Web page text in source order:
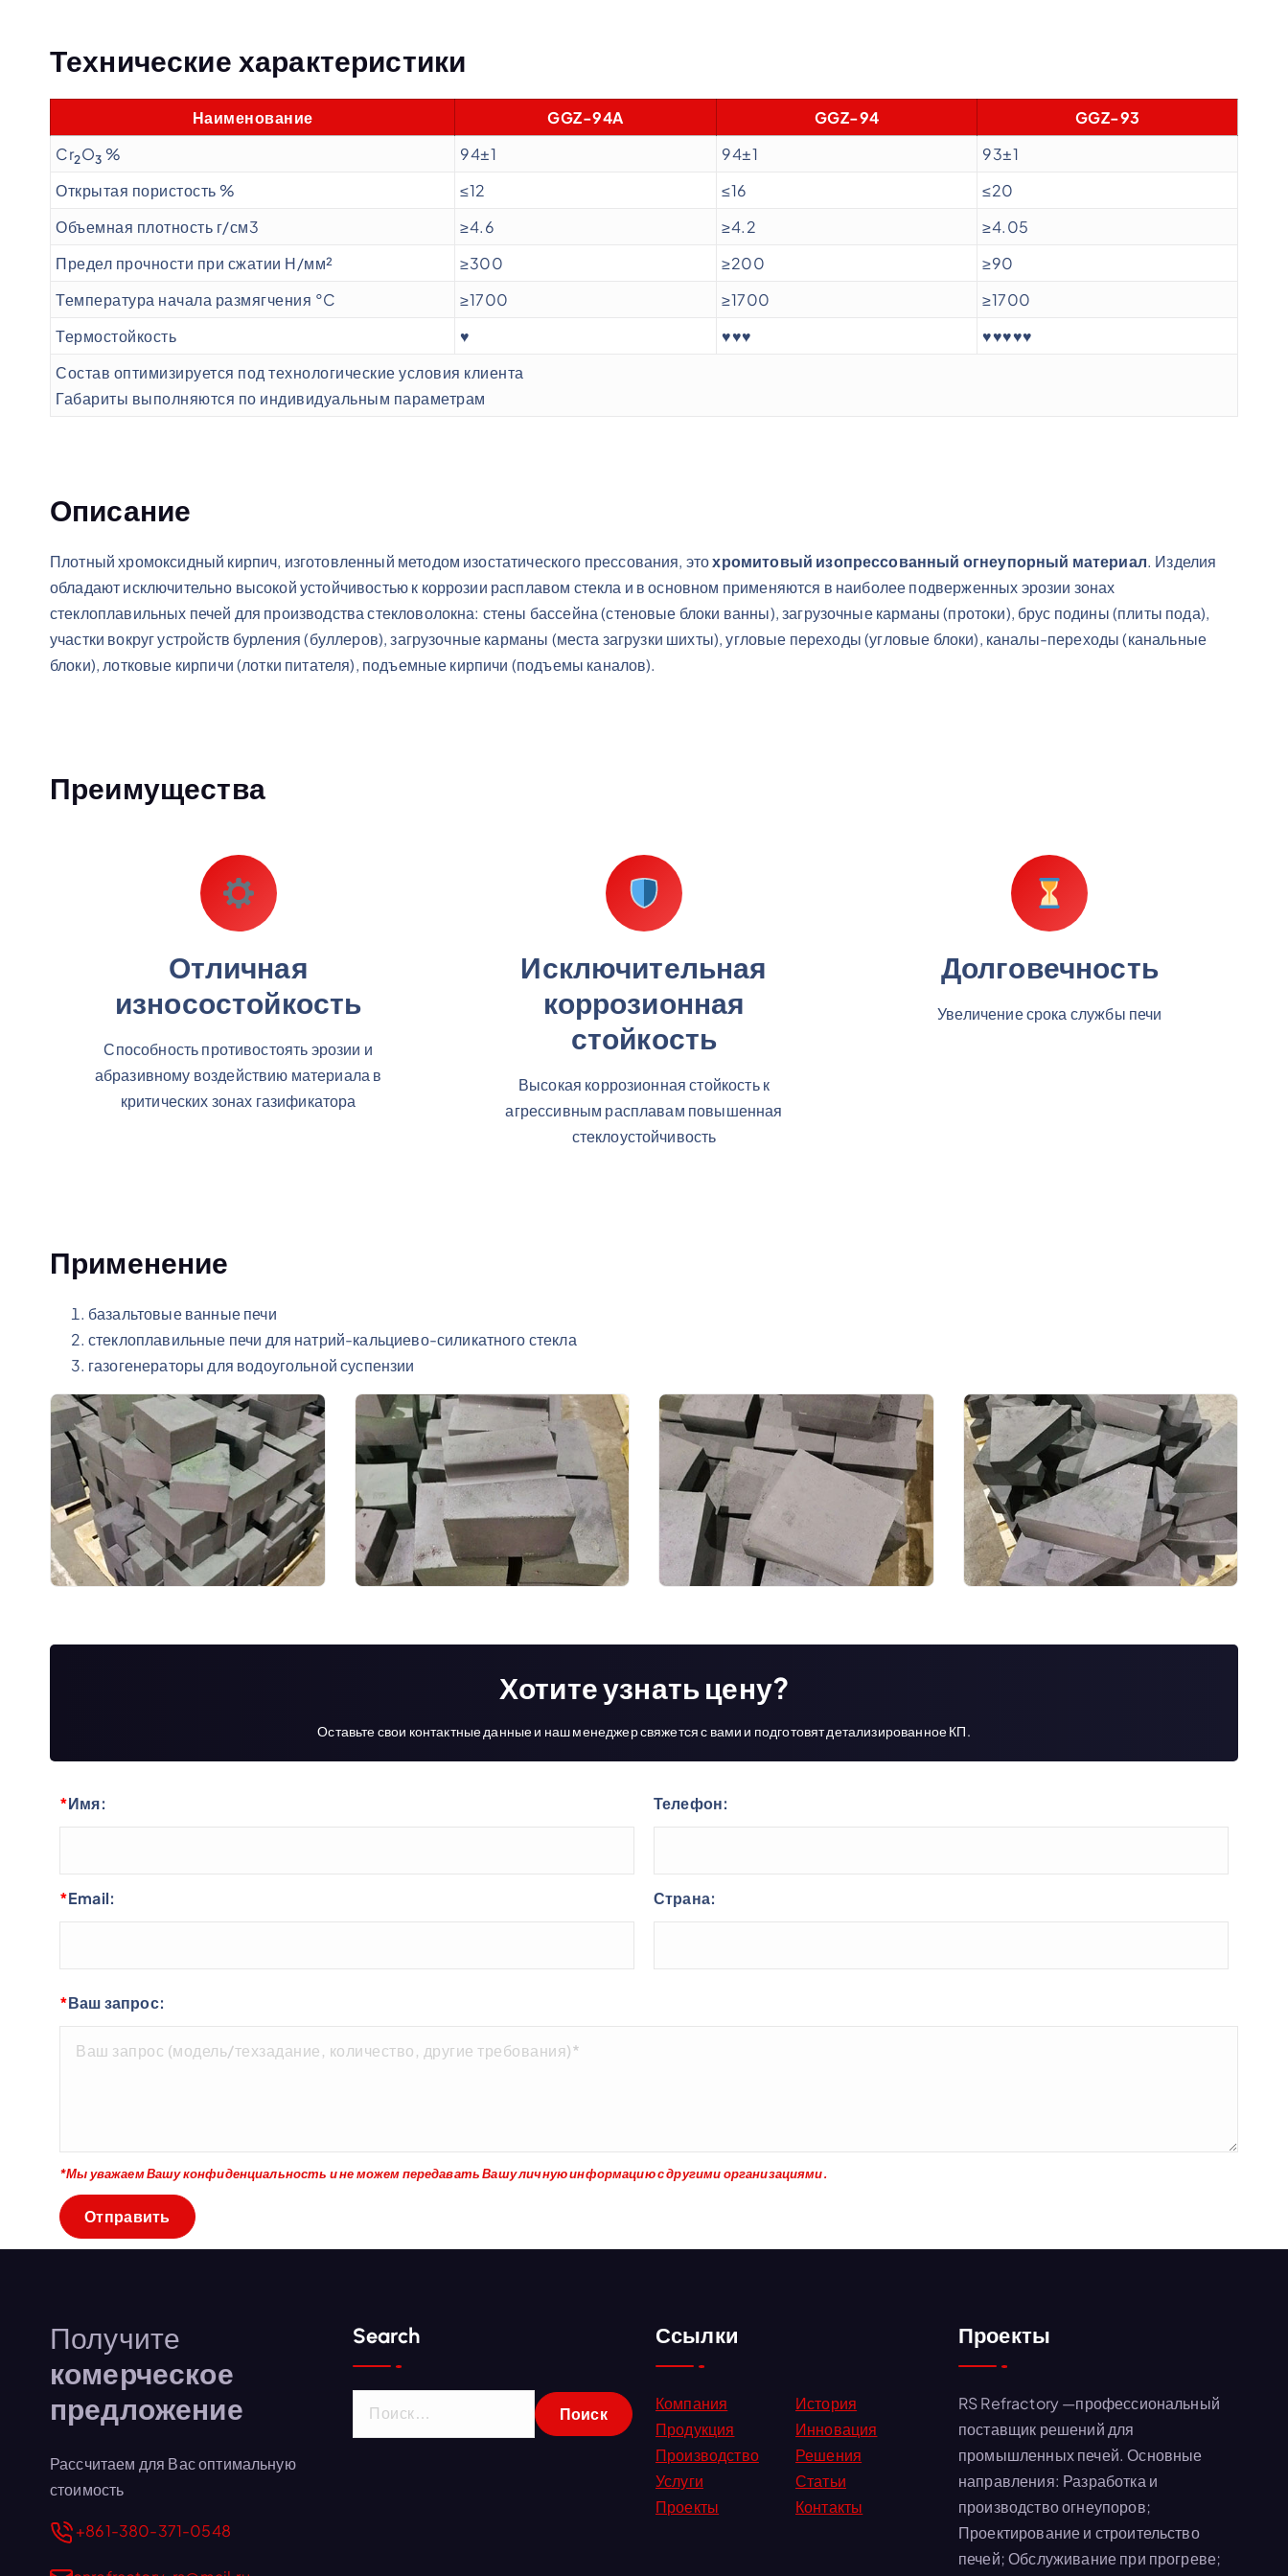
Технические характеристики
Наименование GGZ-94A GGZ-94
GGZ-93
Cr2O3 % 94±1 94±1
93±1
Открытая пористость %
≤12 ≤16
≤20
Объемная плотность г/см3
≥4.6 ≥4.2
≥4.05
Предел прочности при сжатии Н/мм²
≥300 ≥200
≥90
Температура начала размягчения °C
≥1700 ≥1700
≥1700
Термостойкость
♥ ♥♥♥
♥♥♥♥♥
Состав оптимизируется под технологические условия клиента
Габариты выполняются по индивидуальным параметрам
Описание
Плотный хромоксидный кирпич, изготовленный методом изостатического прессования, этохромитовый изопрессованный огнеупорный материал. Изделия
обладают исключительно высокой устойчивостью к коррозии расплавом стекла и в основном применяются в наиболее подверженных эрозии зонах
стеклоплавильных печей для производства стекловолокна: стены бассейна (стеновые блоки ванны), загрузочные карманы (протоки), брус подины (плиты пода),
участки вокруг устройств бурления (буллеров), загрузочные карманы (места загрузки шихты), угловые переходы (угловые блоки), каналы-переходы (канальные
блоки), лотковые кирпичи (лотки питателя), подъемные кирпичи (подъемы каналов).
Преимущества
Отличная
износостойкость
Способность противостоять эрозии и
абразивному воздействию материала в
критических зонах газификатора
Исключительная
коррозионная
стойкость
Высокая коррозионная стойкость к
агрессивным расплавам повышенная
стеклоустойчивость
Долговечность
Увеличение срока службы печи
Применение
базальтовые ванные печи
стеклоплавильные печи для натрий-кальциево-силикатного стекла
газогенераторы для водоугольной суспензии
Хотите узнать цену?
Оставьте свои контактные данные и наш менеджер свяжется с вами и подготовят детализированное КП.
*Имя:
*Email:
Телефон:
Страна:
*Ваш запрос:
*Мы уважаем Вашу конфиденциальность и не можем передавать Вашу личную информацию с другими организациями.
Получите
комерческое
предложение
Рассчитаем для Вас оптимальную
стоимость
+861-380-371-0548
Search Ссылки
Компания
История
Продукция
Инновация
Производство
Решения
Услуги
Статьи
Проекты
Контакты
Проекты
RS Refractory —профессиональный
поставщик решений для
промышленных печей. Основные
направления: Разработка и
производство огнеупоров;
Проектирование и строительство
печей; Обслуживание при прогреве;